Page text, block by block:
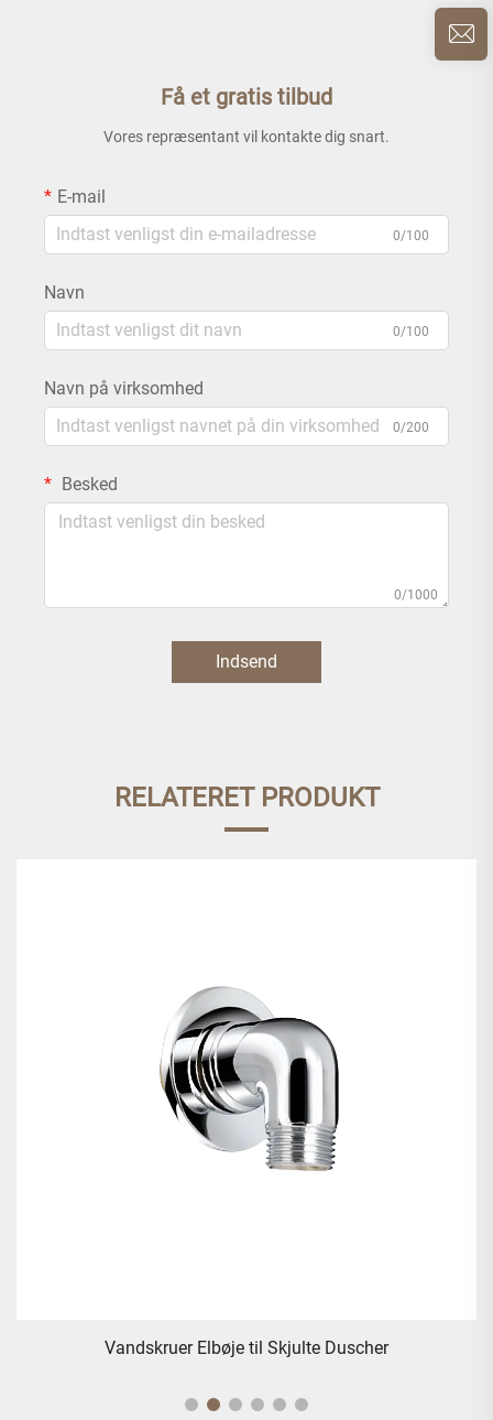
Få et gratis tilbud
Vores repræsentant vil kontakte dig snart.
E-mail
0/100
Navn
0/100
Navn på virksomhed
0/200
Besked
0/1000
Indsend
RELATERET PRODUKT
Pressetopspild